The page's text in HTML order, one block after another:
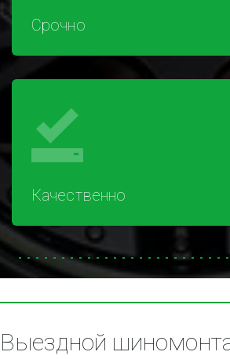
Срочно
Качественно
Выездной